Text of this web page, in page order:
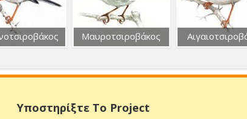
Μαυροτσιροβάκος
Υποστηρίξτε Το Project